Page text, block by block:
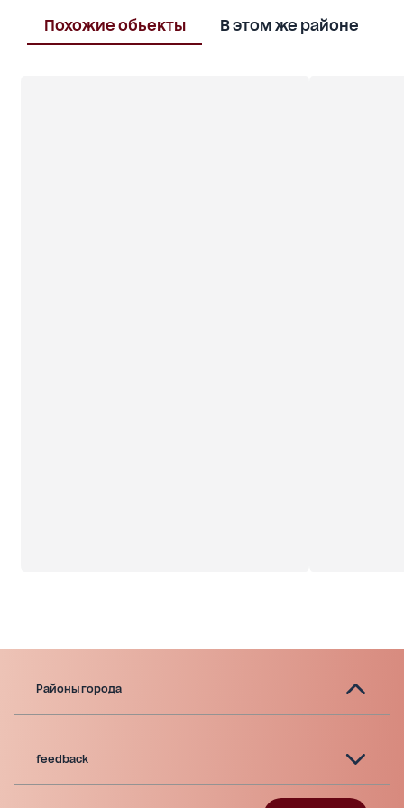
Идеально подойдет для:
торгового бизнеса
Похожие обьекты В этом же районе
Районы города
feedback